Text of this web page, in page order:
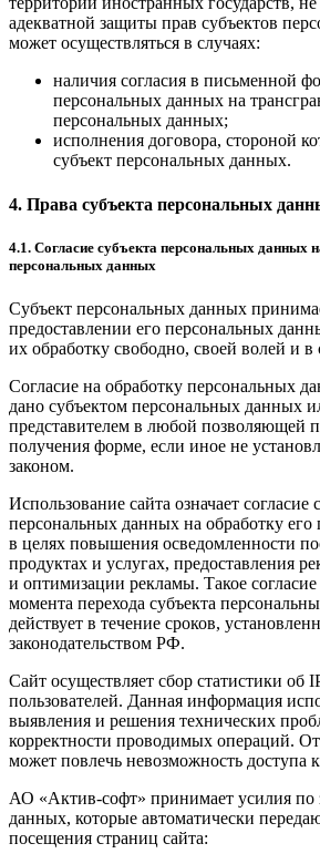
адекватной защиты прав субъектов
может осуществляться в случаях:
наличия согласия в письменной
персональных данных на
персональных данных;
исполнения договора, стороной
субъект персональных данных.
4. Права субъекта персональных
4.1. Согласие субъекта персональных данных
персональных данных
Субъект персональных данных
предоставлении его персональных
их обработку свободно, своей волей и в
Согласие на обработку персональных
дано субъектом персональных данных
представителем в любой позволяющей
получения форме, если иное не
законом.
Использование сайта означает согласие
персональных данных на обработку
в целях повышения осведомленности
продуктах и услугах, предоставления
и оптимизации рекламы. Такое согласие
момента перехода субъекта
действует в течение сроков,
законодательством РФ.
Сайт осуществляет сбор статистики об
пользователей. Данная информация
выявления и решения технических
корректности проводимых операций.
может повлечь невозможность доступа к
АО «Актив-софт» принимает усилия по
данных, которые автоматически
посещения страниц сайта: